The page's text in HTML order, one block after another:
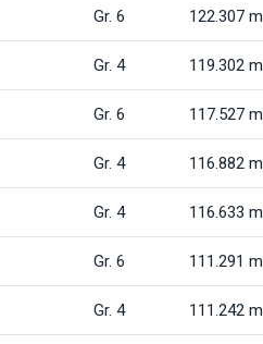
Gr. 6 122.307 m
Gr. 4 119.302 m
Gr. 6 117.527 m
Gr. 4 116.882 m
Gr. 4 116.633 m
Gr. 6 111.291 m
Gr. 4 111.242 m